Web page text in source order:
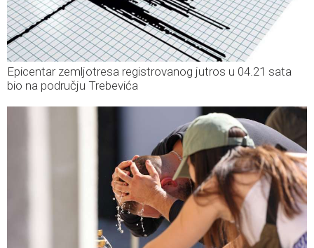
Epicentar zemljotresa registrovanog jutros u 04.21 sata
bio na području Trebevića